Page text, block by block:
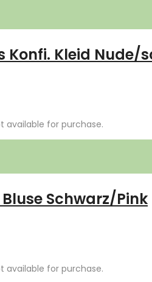
Konfi. Kleid Nude/
available for purchase.
Schwarz/Pink
available for purchase.